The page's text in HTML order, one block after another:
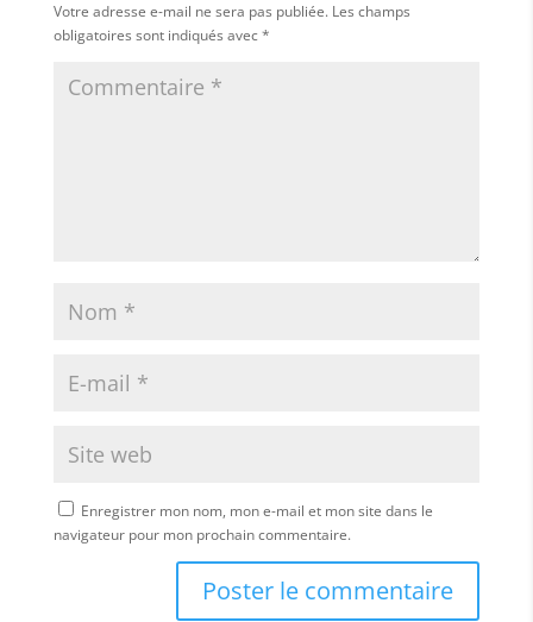
Votre adresse e-mail ne sera pas publiée. Les champs
obligatoires sont indiqués avec*
Enregistrer mon nom, mon e-mail et mon site dans le
navigateur pour mon prochain commentaire.